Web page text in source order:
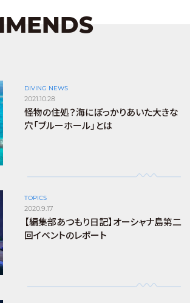
DIVING NEWS
2021.10.28
怪物の住処？海にぽっかりあいた大きな
穴「ブルーホール」とは
TOPICS
2020.9.17
【編集部あつもり日記】オーシャナ島第二
回イベントのレポート